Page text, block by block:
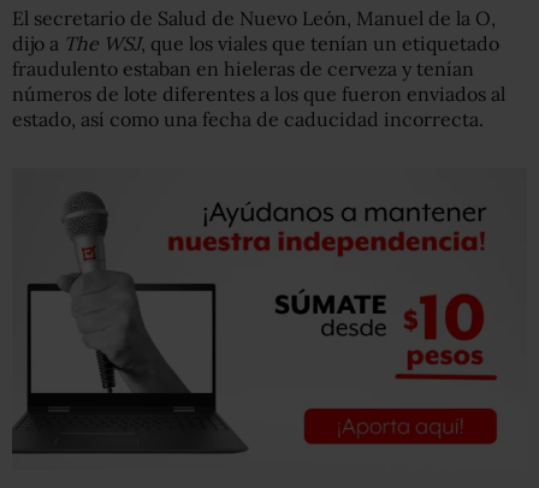
El secretario de Salud de Nuevo León, Manuel de la O,
dijo a The WSJ, que los viales que tenían un etiquetado
fraudulento estaban en hieleras de cerveza y tenían
números de lote diferentes a los que fueron enviados al
estado, así como una fecha de caducidad incorrecta.